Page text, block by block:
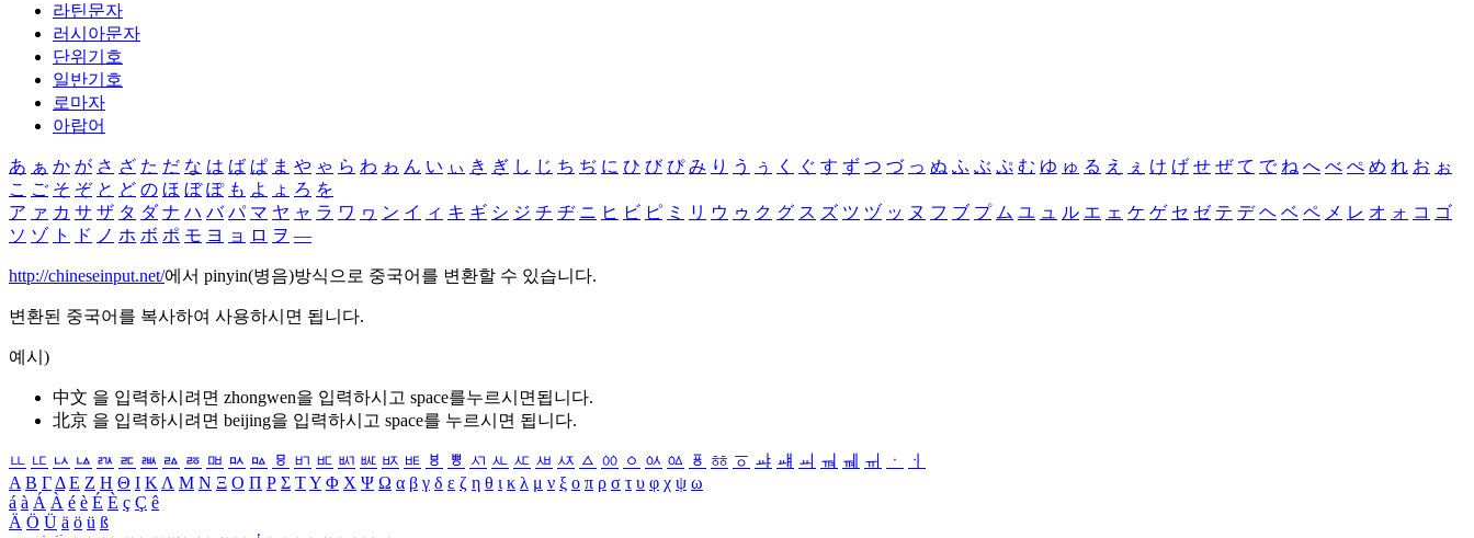
라틴문자
러시아문자
단위기호
일반기호
로마자
아랍어
あ ぁ か が さ ざ た だ な は ば ぱ ま や ゃ ら わ ゎ ん い ぃ き ぎ し じ ち ぢ に ひ び ぴ み り う ぅ く ぐ す ず つ づ っ ぬ ふ ぶ ぷ む ゆ ゅ る え ぇ け げ せ ぜ て で ね へ べ ぺ め れ お ぉ
こ ご そ ぞ と ど の ほ ぼ ぽ も よ ょ ろ を
ア ァ カ サ ザ タ ダ ナ ハ バ パ マ ヤ ャ ラ ワ ヮ ン イ ィ キ ギ シ ジ チ ヂ ニ ヒ ビ ピ ミ リ ウ ゥ ク グ ス ズ ツ ヅ ッ ヌ フ ブ プ ム ユ ュ ル エ ェ ケ ゲ セ ゼ テ デ ヘ ベ ペ メ レ オ ォ コ ゴ
ソ ゾ ト ド ノ ホ ボ ポ モ ヨ ョ ロ ヲ ―
http://chineseinput.net/에서 pinyin(병음)방식으로 중국어를 변환할 수 있습니다.
변환된 중국어를 복사하여 사용하시면 됩니다.
예시)
中文 을 입력하시려면 zhongwen을 입력하시고 space를누르시면됩니다.
北京 을 입력하시려면 beijing을 입력하시고 space를 누르시면 됩니다.
ㅥ ㅦ ㅧ ㅨ ㅩ ㅪ ㅫ ㅬ ㅭ ㅮ ㅯ ㅰ ㅱ ㅲ ㅳ ㅴ ㅵ ㅶ ㅷ ㅸ ㅹ ㅺ ㅻ ㅼ ㅽ ㅾ ㅿ ㆀ ㆁ ㆂ ㆃ ㆄ ㆅ ㆆ ㆇ ㆈ ㆉ ㆊ ㆋ ㆌ ㆍ
ㆎ
Α Β ΓΔ Ε Ζ Η Θ Ι ΚΛ Μ Ν Ξ Ο Π Ρ Σ ΤΥ Φ Χ Ψ Ω α β γ δ ε ζ η θ ι κ λ μ ν ξ ο π ρ σ τ υ φ χ ψ ω
á à Á À é è É È ç Ç ê
Ä Ö Ü ä ö ü ß